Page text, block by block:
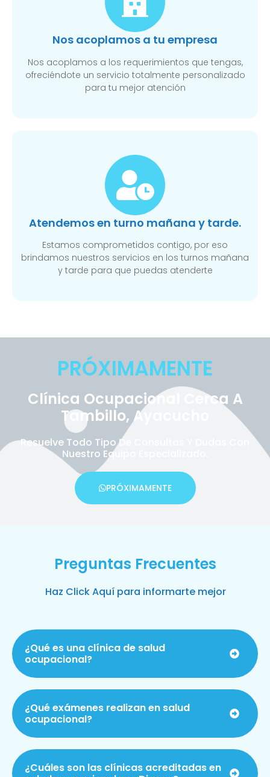
Nos acoplamos a tu empresa
Nos acoplamos a los requerimientos que tengas,
ofreciéndote un servicio totalmente personalizado
para tu mejor atención
Atendemos en turno mañana y tarde.
Estamos comprometidos contigo, por eso
brindamos nuestros servicios en los turnos mañana
y tarde para que puedas atenderte
PRÓXIMAMENTE
Clínica Ocupacional Cerca A
Tambillo, Ayacucho
Resuelve Todo Tipo De Consultas Y Dudas Con
Nuestro Equipo Especializado.
PRÓXIMAMENTE
Preguntas Frecuentes
Haz Click Aquí para informarte mejor
¿Qué es una clínica de salud
ocupacional?
¿Qué exámenes realizan en salud
ocupacional?
¿Cuáles son las clínicas acreditadas en